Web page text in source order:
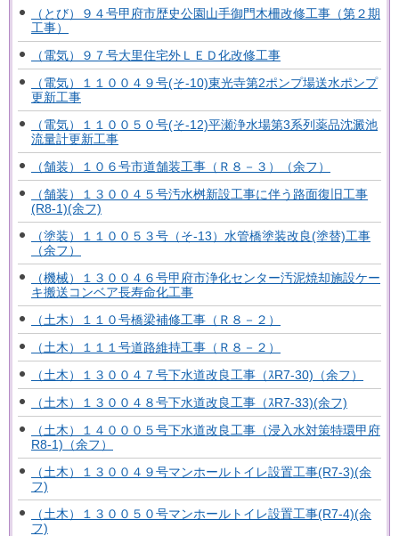
（とび）９４号甲府市歴史公園山手御門木柵改修工事（第２期
工事）
（電気）９７号大里住宅外ＬＥＤ化改修工事
（電気）１１００４９号(そ-10)東光寺第2ポンプ場送水ポンプ
更新工事
（電気）１１００５０号(そ-12)平瀬浄水場第3系列薬品沈澱池
流量計更新工事
（舗装）１０６号市道舗装工事（Ｒ８－３）（余フ）
（舗装）１３００４５号汚水桝新設工事に伴う路面復旧工事
(R8-1)(余フ)
（塗装）１１００５３号（そ-13）水管橋塗装改良(塗替)工事
（余フ）
（機械）１３００４６号甲府市浄化センター汚泥焼却施設ケー
キ搬送コンベア長寿命化工事
（土木）１１０号橋梁補修工事（Ｒ８－２）
（土木）１１１号道路維持工事（Ｒ８－２）
（土木）１３００４７号下水道改良工事（ｽR7-30)（余フ）
（土木）１３００４８号下水道改良工事（ｽR7-33)(余フ)
（土木）１４０００５号下水道改良工事（浸入水対策特環甲府
R8-1)（余フ）
（土木）１３００４９号マンホールトイレ設置工事(R7-3)(余
フ)
（土木）１３００５０号マンホールトイレ設置工事(R7-4)(余
フ)